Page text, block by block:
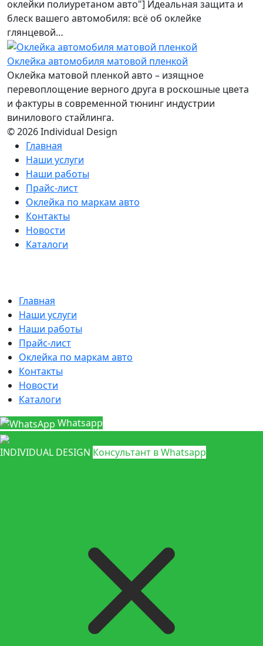
оклейки полиуретаном авто"] Идеальная защита и
блеск вашего автомобиля: всё об оклейке
глянцевой…
Оклейка автомобиля матовой пленкой
Оклейка матовой пленкой авто – изящное
перевоплощение верного друга в роскошные цвета
и фактуры в современной тюнинг индустрии
винилового стайлинга.
© 2026 Individual Design
Главная
Наши услуги
Наши работы
Прайс-лист
Оклейка по маркам авто
Контакты
Новости
Каталоги
Главная
Наши услуги
Наши работы
Прайс-лист
Оклейка по маркам авто
Контакты
Новости
Каталоги
Whatsapp
INDIVIDUAL DESIGN Консультант в Whatsapp